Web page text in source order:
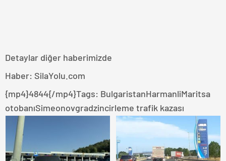
Detaylar diğer haberimizde
Haber: SilaYolu.com
{mp4}4844{/mp4}Tags: BulgaristanHarmanliMaritsa
otobanıSimeonovgradzincirleme trafik kazası